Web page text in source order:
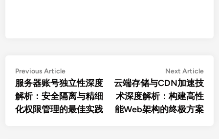
文
章
导
航
Previous ArticlePrevious
article:
服务器账号独立性深度
解析：安全隔离与精细
化权限管理的最佳实践
Next Article
云端存储与CDN加速技
术深度解析：构建高性
能Web架构的终极方案